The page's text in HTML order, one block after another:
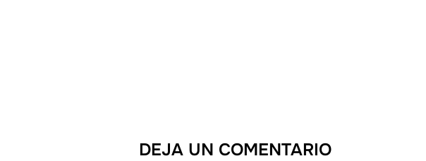
DEJA UN COMENTARIO